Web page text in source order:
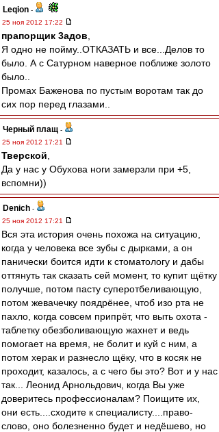
Leqion -
25 ноя 2012 17:22
прапорщик 3адoв
Я одно не пойму..ОТКАЗАТЬ и все...Делов то
было. А с Сатурном наверное поближе золото
было..
Промах Баженова по пустым воротам так до
сих пор перед глазами..
Черный плащ -
25 ноя 2012 17:21
Тверской
Да у нас у Обухова ноги замерзли при +5,
вспомни))
Denich -
25 ноя 2012 17:21
Вся эта история очень похожа на ситуацию,
когда у человека все зубы с дырками, а он
панически боится идти к стоматологу и дабы
оттянуть так сказать сей момент, то купит щётку
получше, потом пасту суперотбеливающую,
потом жевачечку поядрёнее, чтоб изо рта не
пахло, когда совсем припрёт, что выть охота -
таблетку обезболивающую жахнет и ведь
помогает на время, не болит и куй с ним, а
потом херак и разнесло щёку, что в косяк не
проходит, казалось, а с чего бы это? Вот и у нас
так... Леонид Арнольдович, когда Вы уже
доверитесь профессионалам? Поищите их,
они есть....сходите к специалисту....право-
слово, оно болезненно будет и недёшево, но